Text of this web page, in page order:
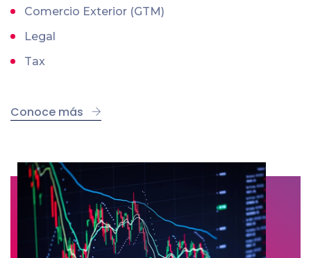
Comercio Exterior (GTM)
Legal
Tax
Conoce más